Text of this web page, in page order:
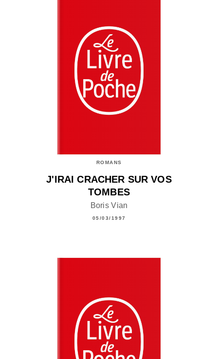
ROMANS
J'IRAI CRACHER SUR VOS
TOMBES
Boris Vian
05/03/1997